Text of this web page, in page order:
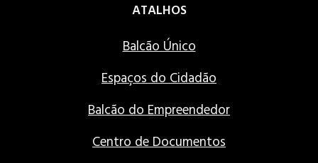
ATALHOS
Balcão Único
Espaços do Cidadão
Balcão do Empreendedor
Centro de Documentos